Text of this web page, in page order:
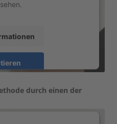
durch einen der